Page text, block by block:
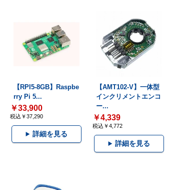
【RPI5-8GB】Raspbe
rry Pi 5...
￥33,900
税込￥37,290
詳細を見る
【AMT102-V】一体型
インクリメントエンコ
ー...
￥4,339
税込￥4,772
詳細を見る